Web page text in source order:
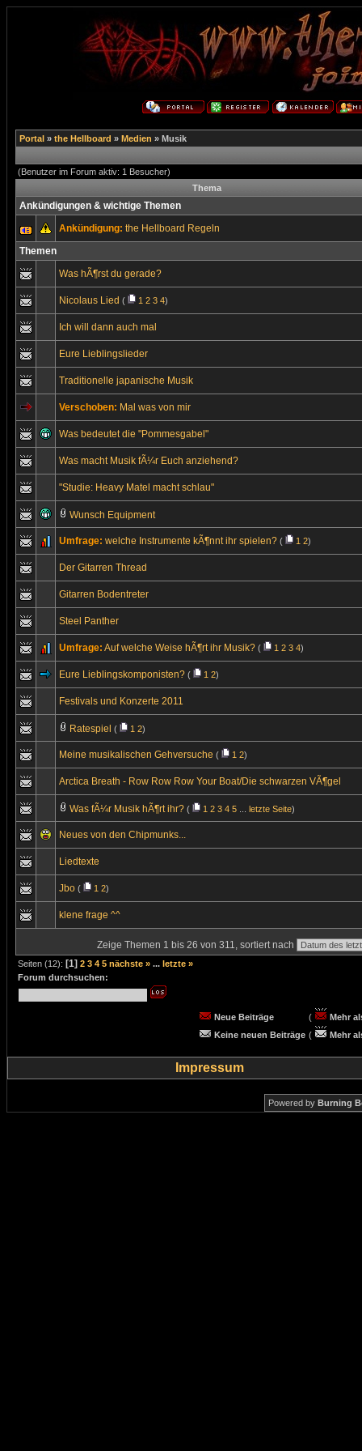
Portal » the Hellboard » Medien » Musik
(Benutzer im Forum aktiv: 1 Besucher)
Thema
Ankündigungen & wichtige Themen
Ankündigung: the Hellboard Regeln
Themen
Was hÃ¶rst du gerade?
Nicolaus Lied ( 1 2 3 4)
Ich will dann auch mal
Eure Lieblingslieder
Traditionelle japanische Musik
Verschoben: Mal was von mir
Was bedeutet die "Pommesgabel"
Was macht Musik fÃ¼r Euch anziehend?
"Studie: Heavy Matel macht schlau"
Wunsch Equipment
Umfrage: welche Instrumente kÃ¶nnt ihr spielen? ( 1 2)
Der Gitarren Thread
Gitarren Bodentreter
Steel Panther
Umfrage: Auf welche Weise hÃ¶rt ihr Musik? ( 1 2 3 4)
Eure Lieblingskomponisten? ( 1 2)
Festivals und Konzerte 2011
Ratespiel ( 1 2)
Meine musikalischen Gehversuche ( 1 2)
Arctica Breath - Row Row Row Your Boat/Die schwarzen VÃ¶gel
Was fÃ¼r Musik hÃ¶rt ihr? ( 1 2 3 4 5 letzte Seite)
Neues von den Chipmunks...
Liedtexte
Jbo ( 1 2)
klene frage ^^
Zeige Themen 1 bis 26 von 311, sortiert nach
Seiten (12): [1] 2 3 4 5 nächste » ... letzte »
Forum durchsuchen:
Neue Beiträge (
Mehr
Keine neuen Beiträge ( Mehr
Impressum
Powered by Burning